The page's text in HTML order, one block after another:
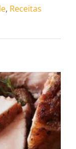
, Receitas